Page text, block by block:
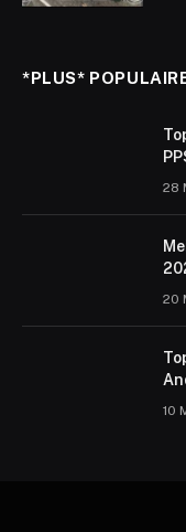
*PLUS*
28
20
10